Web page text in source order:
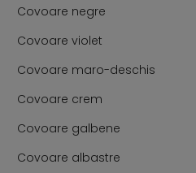
Covoare negre
Covoare violet
Covoare maro-deschis
Covoare crem
Covoare galbene
Covoare albastre